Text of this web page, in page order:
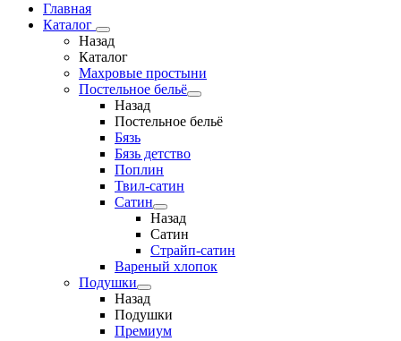
Главная
Каталог
Назад
Каталог
Махровые простыни
Постельное бельё
Назад
Постельное бельё
Бязь
Бязь детство
Поплин
Твил-сатин
Сатин
Назад
Сатин
Страйп-сатин
Вареный хлопок
Подушки
Назад
Подушки
Премиум